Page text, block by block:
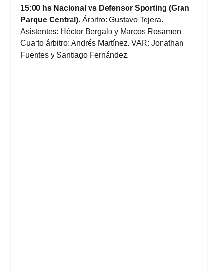
15:00 hs Nacional vs Defensor Sporting (Gran
Parque Central). Árbitro: Gustavo Tejera.
Asistentes: Héctor Bergalo y Marcos Rosamen.
Cuarto árbitro: Andrés Martínez. VAR: Jonathan
Fuentes y Santiago Fernández.